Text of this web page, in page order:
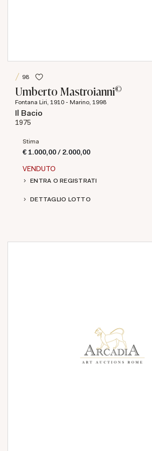
98
Umberto Mastroianni©
Fontana Liri, 1910 - Marino, 1998
Il Bacio
1975
Stima
€ 1.000,00 / 2.000,00
VENDUTO
ENTRA O REGISTRATI
DETTAGLIO LOTTO